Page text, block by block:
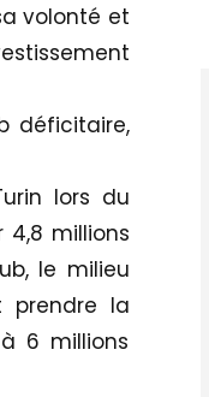
volonté et
déficitaire,
lors du
millions
le milieu
prendre la
6 millions